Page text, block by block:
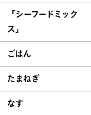
「シーフードミック
ス」
ごはん
たまねぎ
なす